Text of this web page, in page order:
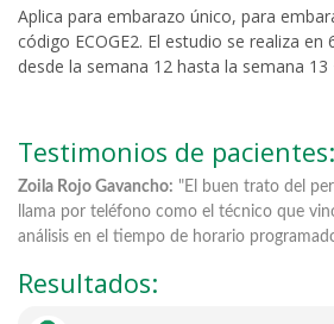
Aplica para embarazo único, para
código ECOGE2. El estudio se realiza en
desde la semana 12 hasta la semana 13
Testimonios de pacientes:
Zoila Rojo Gavancho: "El buen trato del
llama por teléfono como el técnico que
análisis en el tiempo de horario
Resultados: